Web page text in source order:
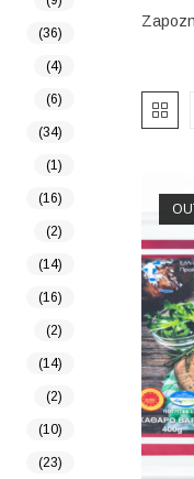
(36)
(4)
(6)
(34)
(1)
(16)
(2)
(14)
(16)
(2)
(14)
(2)
(10)
(23)